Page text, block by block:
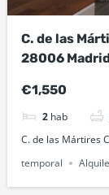
C. de las
28006
€1,550
2 hab
C. de las Mártires
temporal